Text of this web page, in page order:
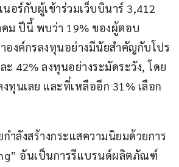
นอร์กับผู้เข้าร่วมเว็บบินาร์ 3,412
คม ปีนี้ พบว่า 19% ของผู้ตอบ
องค์กรลงทุนอย่างมีนัยสำคัญกับโปร
ะ 42% ลงทุนอย่างระมัดระวัง, โดย
ทุนเลย และที่เหลืออีก 31% เลือก
ำลังสร้างกระแสความนิยมด้วยการ
อันเป็นการรีแบรนด์ผลิตภัณฑ์